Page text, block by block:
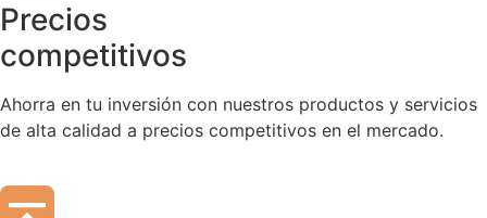
Precios
competitivos
Ahorra en tu inversión con nuestros productos y servicios
de alta calidad a precios competitivos en el mercado.